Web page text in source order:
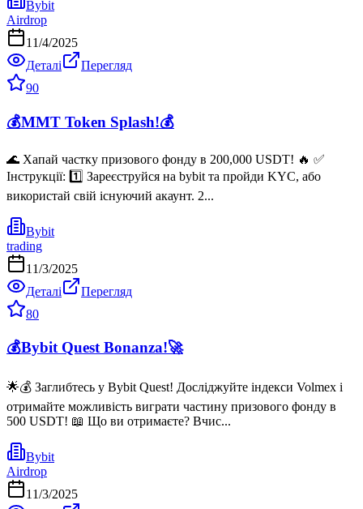
Bybit
Airdrop
11/4/2025
Деталі
Перегляд
90
💰MMT Token Splash!💰
🌊 Хапай частку призового фонду в 200,000 USDT! 🔥 ✅
Інструкції: 1️⃣ Зареєструйся на bybit та пройди KYC, або
використай свій існуючий акаунт. 2...
Bybit
trading
11/3/2025
Деталі
Перегляд
80
💰Bybit Quest Bonanza!🚀
🌟💰 Заглибтесь у Bybit Quest! Досліджуйте індекси Volmex і
отримайте можливість виграти частину призового фонду в
500 USDT! 📖 Що ви отримаєте? Вчис...
Bybit
Airdrop
11/3/2025